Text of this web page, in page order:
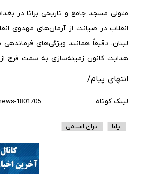
متولی مسجد جامع و تاریخی براثا در
انقلاب در صیانت از آرمان‌های مهدوی
لبنان، دقیقاً همانند ویژگی‌های
هدایت کانون زمینه‌سازی به سمت فرج
انتهای پیام/
لینک کوتاه
ایلنا ایران اسلامی